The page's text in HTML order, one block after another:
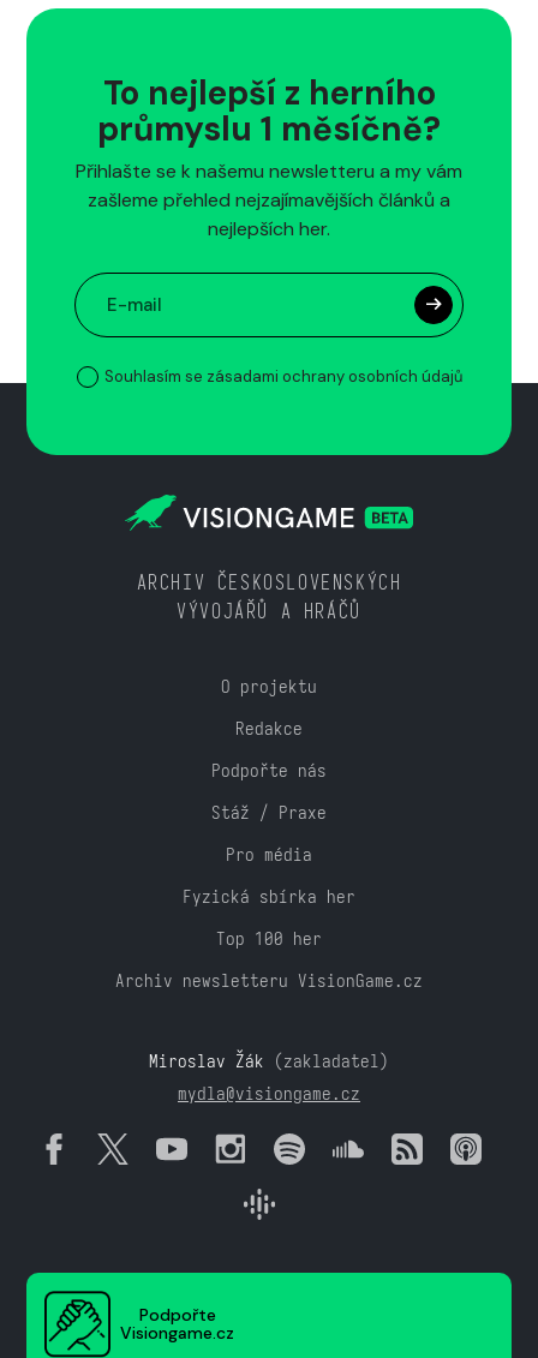
To nejlepší z herního
průmyslu 1 měsíčně?
Přihlašte se k našemu newsletteru a my vám
zašleme přehled nejzajímavějších článků a
nejlepších her.
Souhlasím se zásadami ochrany osobních údajů
ARCHIV ČESKOSLOVENSKÝCH
VÝVOJÁŘŮ A HRÁČŮ
O projektu
Redakce
Podpořte nás
Stáž / Praxe
Pro média
Fyzická sbírka her
Top 100 her
Archiv newsletteru VisionGame.cz
Miroslav Žák (zakladatel)
mydla@visiongame.cz
Podpořte
Visiongame.cz